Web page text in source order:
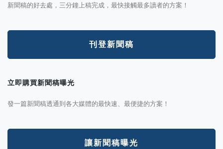
新聞稿的好去處，三分鐘上稿完成，最快接觸最多讀者的方案！
刊登新聞稿
立即購買新聞稿曝光
發一篇新聞稿透通到各大媒體的最快速、最便捷的方案！
讓新聞稿曝光